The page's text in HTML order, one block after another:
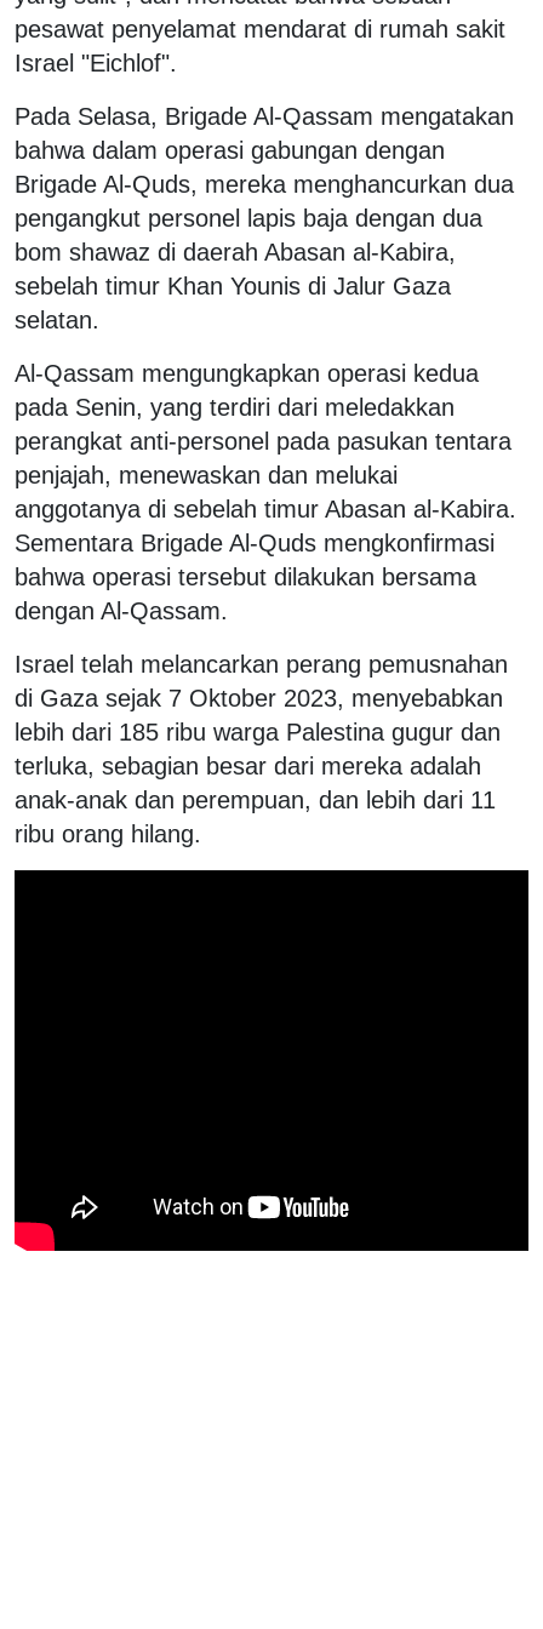
pesawat penyelamat mendarat di rumah sakit
Israel "Eichlof".
Pada Selasa, Brigade Al-Qassam mengatakan
bahwa dalam operasi gabungan dengan
Brigade Al-Quds, mereka menghancurkan dua
pengangkut personel lapis baja dengan dua
bom shawaz di daerah Abasan al-Kabira,
sebelah timur Khan Younis di Jalur Gaza
selatan.
Al-Qassam mengungkapkan operasi kedua
pada Senin, yang terdiri dari meledakkan
perangkat anti-personel pada pasukan tentara
penjajah, menewaskan dan melukai
anggotanya di sebelah timur Abasan al-Kabira.
Sementara Brigade Al-Quds mengkonfirmasi
bahwa operasi tersebut dilakukan bersama
dengan Al-Qassam.
Israel telah melancarkan perang pemusnahan
di Gaza sejak 7 Oktober 2023, menyebabkan
lebih dari 185 ribu warga Palestina gugur dan
terluka, sebagian besar dari mereka adalah
anak-anak dan perempuan, dan lebih dari 11
ribu orang hilang.